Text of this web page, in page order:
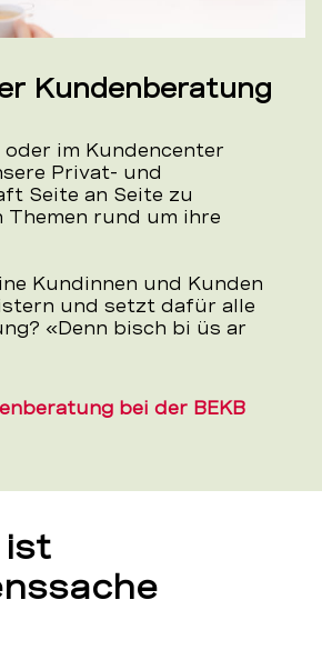
Kundenberatung
oder im Kundencenter
Privat- und
Seite an Seite zu
Themen rund um ihre
Kundinnen und Kunden
und setzt dafür alle
«Denn bisch bi üs ar
bei der BEKB
ist